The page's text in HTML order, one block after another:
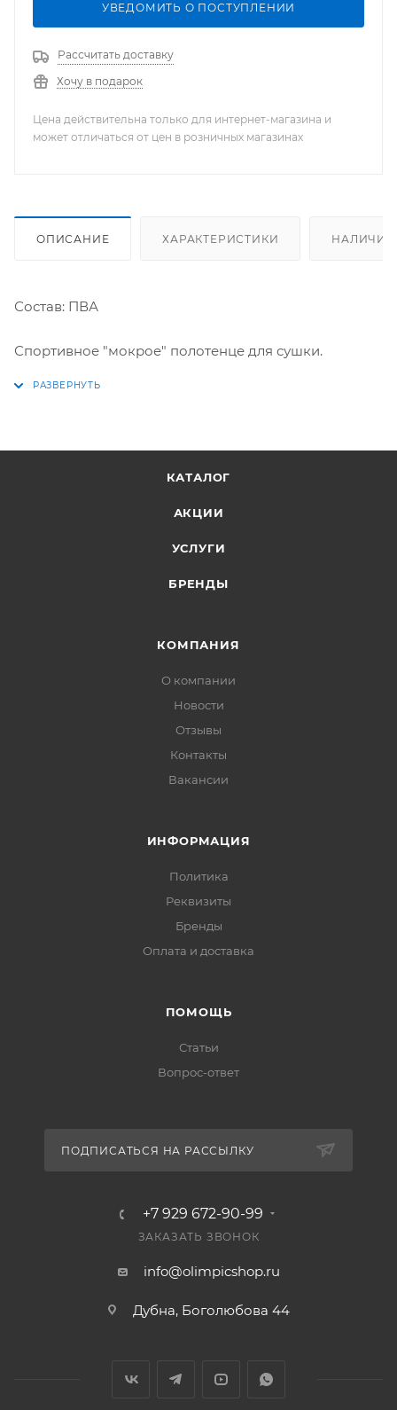
УВЕДОМИТЬ О ПОСТУПЛЕНИИ
Рассчитать доставку
Хочу в подарок
Цена действительна только для интернет-магазина и
может отличаться от цен в розничных магазинах
ОПИСАНИЕ ХАРАКТЕРИСТИКИ НАЛИЧИЕ
Состав: ПВА
Спортивное "мокрое" полотенце для сушки.
КАТАЛОГ
АКЦИИ
УСЛУГИ
БРЕНДЫ
КОМПАНИЯ
О компании
Новости
Отзывы
Контакты
Вакансии
ИНФОРМАЦИЯ
Политика
Реквизиты
Бренды
Оплата и доставка
ПОМОЩЬ
Статьи
Вопрос-ответ
ПОДПИСАТЬСЯ НА РАССЫЛКУ
+7 929 672-90-99
ЗАКАЗАТЬ ЗВОНОК
info@olimpicshop.ru
Дубна, Боголюбова 44